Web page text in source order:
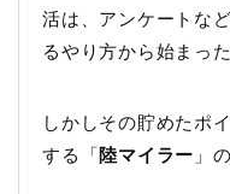
活は、アンケートな
るやり方から始まっ
しかしその貯めたポ
する「陸マイラー 」